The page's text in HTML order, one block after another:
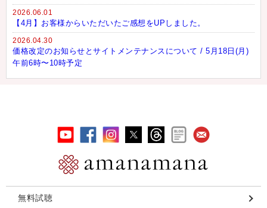
2026.06.01
【4月】お客様からいただいたご感想をUPしました。
2026.04.30
価格改定のお知らせとサイトメンテナンスについて / 5月18日(月)
午前6時〜10時予定
無料試聴